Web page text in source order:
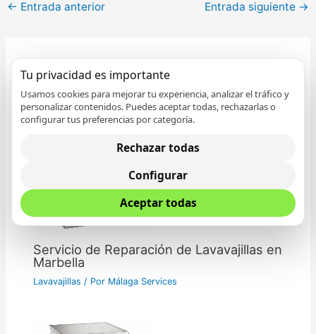
← Entrada anterior Entrada siguiente →
Entradas relacionadas
Servicio de Reparación de Lavavajillas en
Marbella
Lavavajillas / Por Málaga Services
Tu privacidad es importante
Usamos cookies para mejorar tu experiencia, analizar el tráfico y
personalizar contenidos. Puedes aceptar todas, rechazarlas o
configurar tus preferencias por categoría.
Rechazar todas
Configurar
Aceptar todas